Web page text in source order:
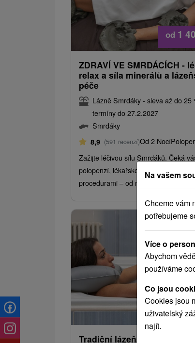
od 1
ZDRAVÍ VE SMRDÁCÍCH -
relax a síla minerálů a
péče
Lázně Smrdáky - sleva až do 25
termíny do 27.2.2027
Smrdáky
8,9 (591 recenzí)Od 2 Nocí
Zažijte léčivou sílu Smrdáků. Čeká
polopenzí, lékařskou konzultací a
procedurami – od minerálních lázní...
od1
Tradiční lázeňský Derma
Na vašem
Chceme vám
potřebujeme
Více o
Abychom
používáme
Co jsou
Cookies jsou
uživatelský
najít.